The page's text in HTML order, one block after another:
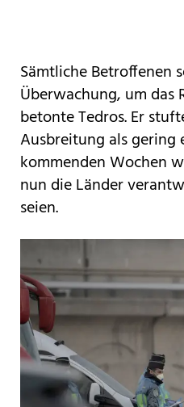
Sämtliche Betroffenen
Überwachung, um
betonte Tedros. Er
Ausbreitung als gering
kommenden Wochen
nun die Länder
seien.